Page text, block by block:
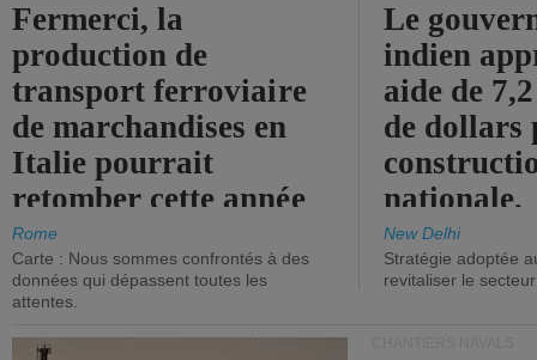
Fermerci, la
production de
transport ferroviaire
de marchandises en
Italie pourrait
retomber cette année
aux niveaux de 2015.
Rome
Carte : Nous sommes confrontés à des
données qui dépassent toutes les
attentes.
Le
indien
aide de
de dollars
nationale.
New Delhi
Stratégie adoptée
revitaliser le secteur